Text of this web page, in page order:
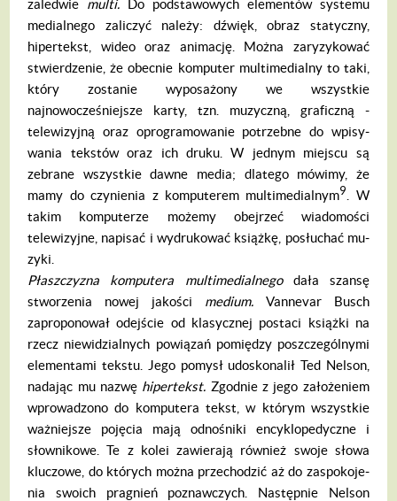
zaled­wie multi.
Do podstawowych elementów sys­temu
medialnego zaliczyć należy: dźwięk, ob­raz statyczny,
hipertekst, wideo oraz animację. Można zaryzykować
stwierdzenie, że obecnie komputer multimedialny to taki,
który zostanie wyposażony we wszystkie
najnowocześniejsze karty, tzn. muzyczną, graficzną -
telewizyj­ną oraz oprogramowanie potrzebne do wpisy­
wania tekstów oraz ich druku. W jednym miej­scu są
zebrane wszystkie dawne media; dlate­go mówimy, że
mamy do czynienia z kompu­terem multimedialnym9
. W
takim komputerze możemy obejrzeć wiadomości
telewizyjne, napisać i wydrukować książkę, posłuchać mu­
zyki.
Płaszczyzna komputera multimedialnego dała szansę
stworzenia nowej jakości me­dium. Vannevar Busch
zaproponował odej­ście od klasycznej postaci książki na
rzecz niewidzialnych powiązań pomiędzy poszcze­gólnymi
elementami tekstu. Jego pomysł udoskonalił Ted Nelson,
nadając mu nazwę hipertekst. Zgodnie z jego założeniem
wpro­wadzono do komputera tekst, w którym wszystkie
ważniejsze pojęcia mają odnośniki encyklopedyczne i
słownikowe. Te z kolei za­wierają również swoje słowa
kluczowe, do których można przechodzić aż do zaspokoje­
nia swoich pragnień poznawczych. Następnie Nelson